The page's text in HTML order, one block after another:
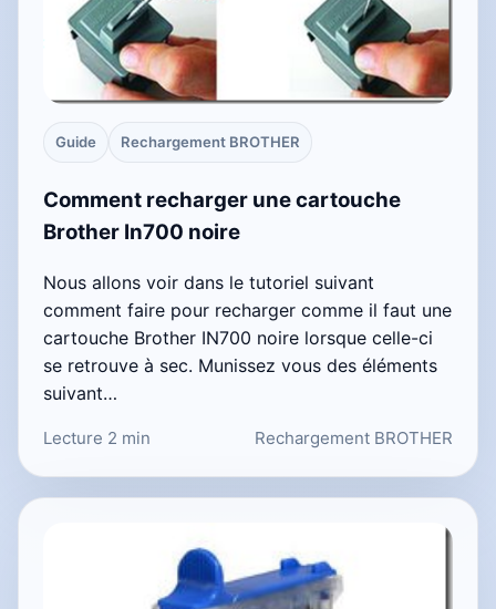
Guide Rechargement BROTHER
Comment recharger une cartouche
Brother In700 noire
Nous allons voir dans le tutoriel suivant
comment faire pour recharger comme il faut une
cartouche Brother IN700 noire lorsque celle-ci
se retrouve à sec. Munissez vous des éléments
suivant…
Lecture 2 min Rechargement BROTHER